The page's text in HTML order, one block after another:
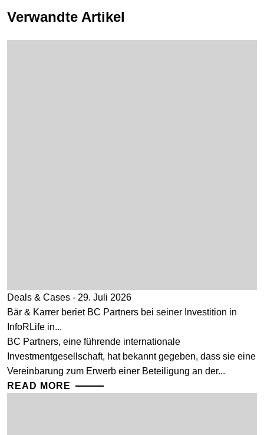
Verwandte Artikel
Deals & Cases - 29. Juli 2026
Bär & Karrer beriet BC Partners bei seiner Investition in
InfoRLife in...
BC Partners, eine führende internationale
Investmentgesellschaft, hat bekannt gegeben, dass sie eine
Vereinbarung zum Erwerb einer Beteiligung an der...
READ MORE